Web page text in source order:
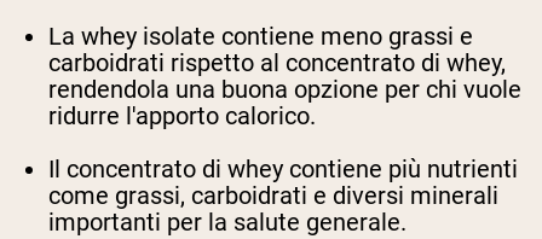
La whey isolate contiene meno grassi e
carboidrati rispetto al concentrato di whey,
rendendola una buona opzione per chi vuole
ridurre l'apporto calorico.
Il concentrato di whey contiene più nutrienti
come grassi, carboidrati e diversi minerali
importanti per la salute generale.